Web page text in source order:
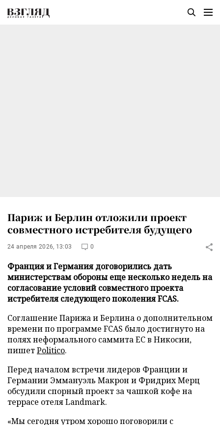
Париж и Берлин отложили проект
совместного истребителя будущего
24 апреля 2026, 13:03 0
Франция и Германия договорились дать
министерствам обороны еще несколько недель на
согласование условий совместного проекта
истребителя следующего поколения FCAS.
Соглашение Парижа и Берлина о дополнительном
времени по программе FCAS было достигнуто на
полях неформального саммита ЕС в Никосии,
пишетPolitico.
Перед началом встречи лидеров Франции и
Германии Эммануэль Макрон и Фридрих Мерц
обсудили спорный проект за чашкой кофе на
террасе отеля Landmark.
«Мы сегодня утром хорошо поговорили с